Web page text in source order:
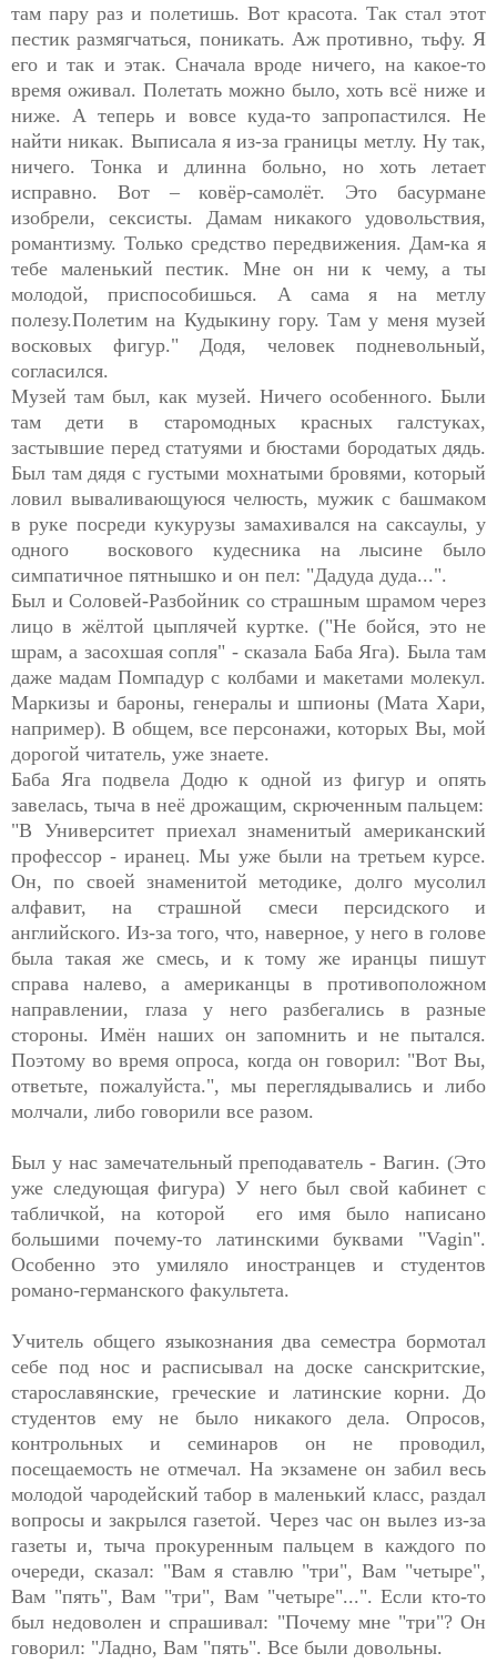
там пару раз и полетишь. Вот красота. Так стал этот
пестик размягчаться, поникать. Аж противно, тьфу. Я
его и так и этак. Сначала вроде ничего, на какое-то
время оживал. Полетать можно было, хоть всё ниже и
ниже. А теперь и вовсе куда-то запропастился. Не
найти никак. Выписала я из-за границы метлу. Ну так,
ничего. Тонка и длинна больно, но хоть летает
исправно. Вот – ковёр-самолёт. Это басурмане
изобрели, сексисты. Дамам никакого удовольствия,
романтизму. Только средство передвижения. Дам-ка я
тебе маленький пестик. Мне он ни к чему, а ты
молодой, приспособишься. А сама я на метлу
полезу.Полетим на Кудыкину гору. Там у меня музей
восковых фигур." Додя, человек подневольный,
согласился.
Музей там был, как музей. Ничего особенного. Были
там дети в старомодных красных галстуках,
застывшие перед статуями и бюстами бородатых дядь.
Был там дядя с густыми мохнатыми бровями, который
ловил вываливающуюся челюсть, мужик с башмаком
в руке посреди кукурузы замахивался на саксаулы, у
одного воскового кудесника на лысине было
симпатичное пятнышко и он пел: "Дадуда дуда...".
Был и Соловей-Разбойник со страшным шрамом через
лицо в жёлтой цыплячей куртке. ("Не бойся, это не
шрам, а засохшая сопля" - сказала Баба Яга). Была там
даже мадам Помпадур с колбами и макетами молекул.
Маркизы и бароны, генералы и шпионы (Мата Хари,
например). В общем, все персонажи, которых Вы, мой
дорогой читатель, уже знаете.
Баба Яга подвела Додю к одной из фигур и опять
завелась, тыча в неё дрожащим, скрюченным пальцем:
"В Университет приехал знаменитый американский
профессор - иранец. Мы уже были на третьем курсе.
Он, по своей знаменитой методике, долго мусолил
алфавит, на страшной смеси персидского и
английского. Из-за того, что, наверное, у него в голове
была такая же смесь, и к тому же иранцы пишут
справа налево, а американцы в противоположном
направлении, глаза у него разбегались в разные
стороны. Имён наших он запомнить и не пытался.
Поэтому во время опроса, когда он говорил: "Вот Вы,
ответьте, пожалуйста.", мы переглядывались и либо
молчали, либо говорили все разом.
Был у нас замечательный преподаватель - Вагин. (Это
уже следующая фигура) У него был свой кабинет с
табличкой, на которой его имя было написано
большими почему-то латинскими буквами "Vagin".
Особенно это умиляло иностранцев и студентов
романо-германского факультета.
Учитель общего языкознания два семестра бормотал
себе под нос и расписывал на доске санскритские,
старославянские, греческие и латинские корни. До
студентов ему не было никакого дела. Опросов,
контрольных и семинаров он не проводил,
посещаемость не отмечал. На экзамене он забил весь
молодой чародейский табор в маленький класс, раздал
вопросы и закрылся газетой. Через час он вылез из-за
газеты и, тыча прокуренным пальцем в каждого по
очереди, сказал: "Вам я ставлю "три", Вам "четыре",
Вам "пять", Вам "три", Вам "четыре"...". Если кто-то
был недоволен и спрашивал: "Почему мне "три"? Он
говорил: "Ладно, Вам "пять". Все были довольны.